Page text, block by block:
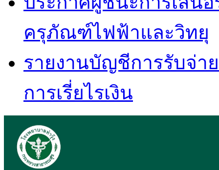
ครุภัณฑ์ไฟฟ้าและวิทยุ
รายงานบัญชีการรับจ่า
การเรี่ยไรเงิน